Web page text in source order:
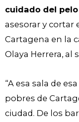
cuidado del
asesorar y cortar
Cartagena en la
Olaya Herrera, al
“A esa sala de
pobres de
ciudad. De los